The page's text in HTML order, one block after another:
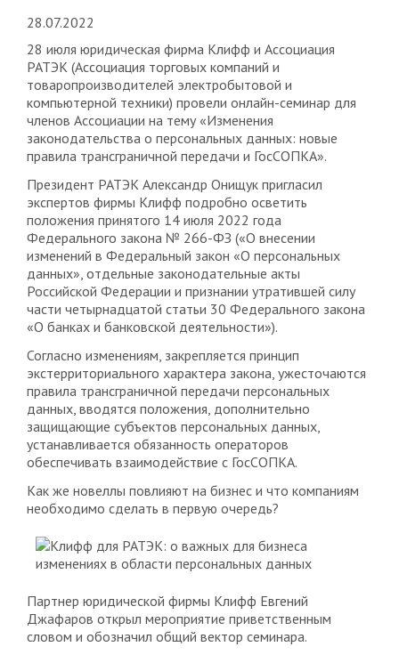
28.07.2022
28 июля юридическая фирма Клифф и Ассоциация
РАТЭК (Ассоциация торговых компаний и
товаропроизводителей электробытовой и
компьютерной техники) провели онлайн-семинар для
членов Ассоциации на тему «Изменения
законодательства о персональных данных: новые
правила трансграничной передачи и ГосСОПКА».
Президент РАТЭК Александр Онищук пригласил
экспертов фирмы Клифф подробно осветить
положения принятого 14 июля 2022 года
Федерального закона № 266-ФЗ («О внесении
изменений в Федеральный закон «О персональных
данных», отдельные законодательные акты
Российской Федерации и признании утратившей силу
части четырнадцатой статьи 30 Федерального закона
«О банках и банковской деятельности»).
Согласно изменениям, закрепляется принцип
экстерриториального характера закона, ужесточаются
правила трансграничной передачи персональных
данных, вводятся положения, дополнительно
защищающие субъектов персональных данных,
устанавливается обязанность операторов
обеспечивать взаимодействие с ГосСОПКА.
Как же новеллы повлияют на бизнес и что компаниям
необходимо сделать в первую очередь?
Партнер юридической фирмы Клифф Евгений
Джафаров открыл мероприятие приветственным
словом и обозначил общий вектор семинара.